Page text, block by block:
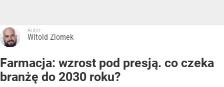
Autor:
Witold Ziomek
Farmacja: wzrost pod presją. co czeka
branżę do 2030 roku?